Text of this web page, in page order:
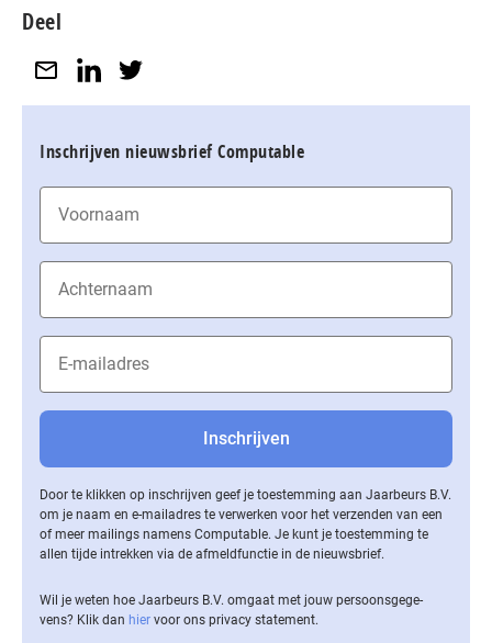
Deel
Inschrijven nieuwsbrief Computable
Door te klikken op inschrijven geef je toestemming aan Jaarbeurs B.V.
om je naam en e-mailadres te verwerken voor het verzenden van een
of meer mailings namens Computable. Je kunt je toestemming te
allen tijde intrekken via de af­meld­func­tie in de nieuwsbrief.
Wil je weten hoe Jaarbeurs B.V. omgaat met jouw per­soons­ge­ge­
vens? Klik dan hier voor ons privacy statement.